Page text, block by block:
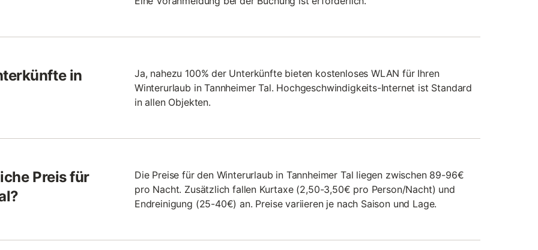
in
Ja, nahezu 100% der Unterkünfte bieten kostenloses WLAN für Ihren
Winterurlaub in Tannheimer Tal. Hochgeschwindigkeits-Internet ist Standard
in allen Objekten.
Preis für
Die Preise für den Winterurlaub in Tannheimer Tal liegen zwischen 89-96€
pro Nacht. Zusätzlich fallen Kurtaxe (2,50-3,50€ pro Person/Nacht) und
Endreinigung (25-40€) an. Preise variieren je nach Saison und Lage.